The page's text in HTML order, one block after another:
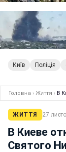
Київ Поліція
Головна › Життя › В
ЖИТТЯ 27
В Киеве
Святого